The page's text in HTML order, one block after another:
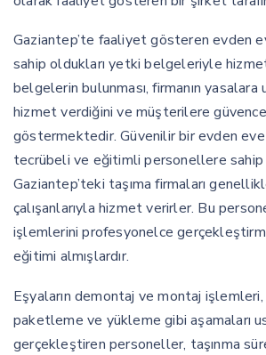
Gaziantep’te faaliyet gösteren evden
sahip oldukları yetki belgeleriyle
belgelerin bulunması, firmanın yasalara
hizmet verdiğini ve müşterilere güvence
göstermektedir. Güvenilir bir evden eve
tecrübeli ve eğitimli personellere sahip
Gaziantep’teki taşıma firmaları
çalışanlarıyla hizmet verirler. Bu
işlemlerini profesyonelce
eğitimi almışlardır.
Eşyaların demontaj ve montaj
paketleme ve yükleme gibi aşamaları
gerçekleştiren personeller, taşınma